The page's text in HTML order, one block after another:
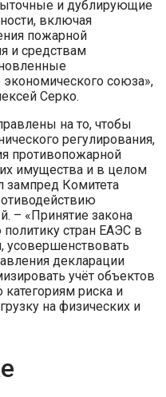
и дублирующие
включая
пожарной
и средствам
союза»,
Серко.
на то, чтобы
регулирования,
противопожарной
имущества и в целом
зампред Комитета
– «Принятие закона
стран ЕАЭС в
усовершенствовать
декларации
учёт объектов
риска и
на физических и